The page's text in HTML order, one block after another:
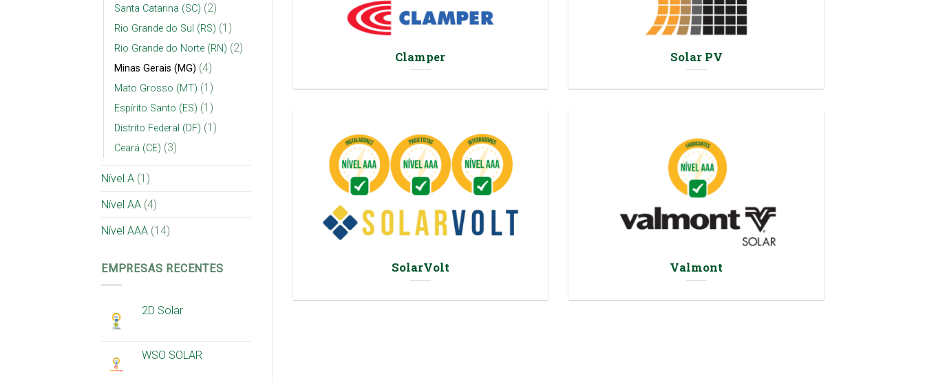
Santa Catarina (SC) (2)
Rio Grande do Sul (RS) (1)
Rio Grande do Norte (RN) (2)
Minas Gerais (MG) (4)
Mato Grosso (MT) (1)
Espírito Santo (ES) (1)
Distrito Federal (DF) (1)
Ceará (CE) (3)
Nível A (1)
Nível AA (4)
Nível AAA (14)
EMPRESAS RECENTES
2D Solar
WSO SOLAR
Clamper Solar PV
SolarVolt Valmont